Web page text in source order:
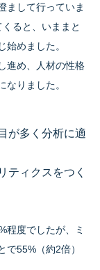
まして行っていま
ると、いままと
めました。
進め、人材の性格
りました。
が多く分析に適
ティクスをつく
程度でしたが、ミ
55%（約2倍）